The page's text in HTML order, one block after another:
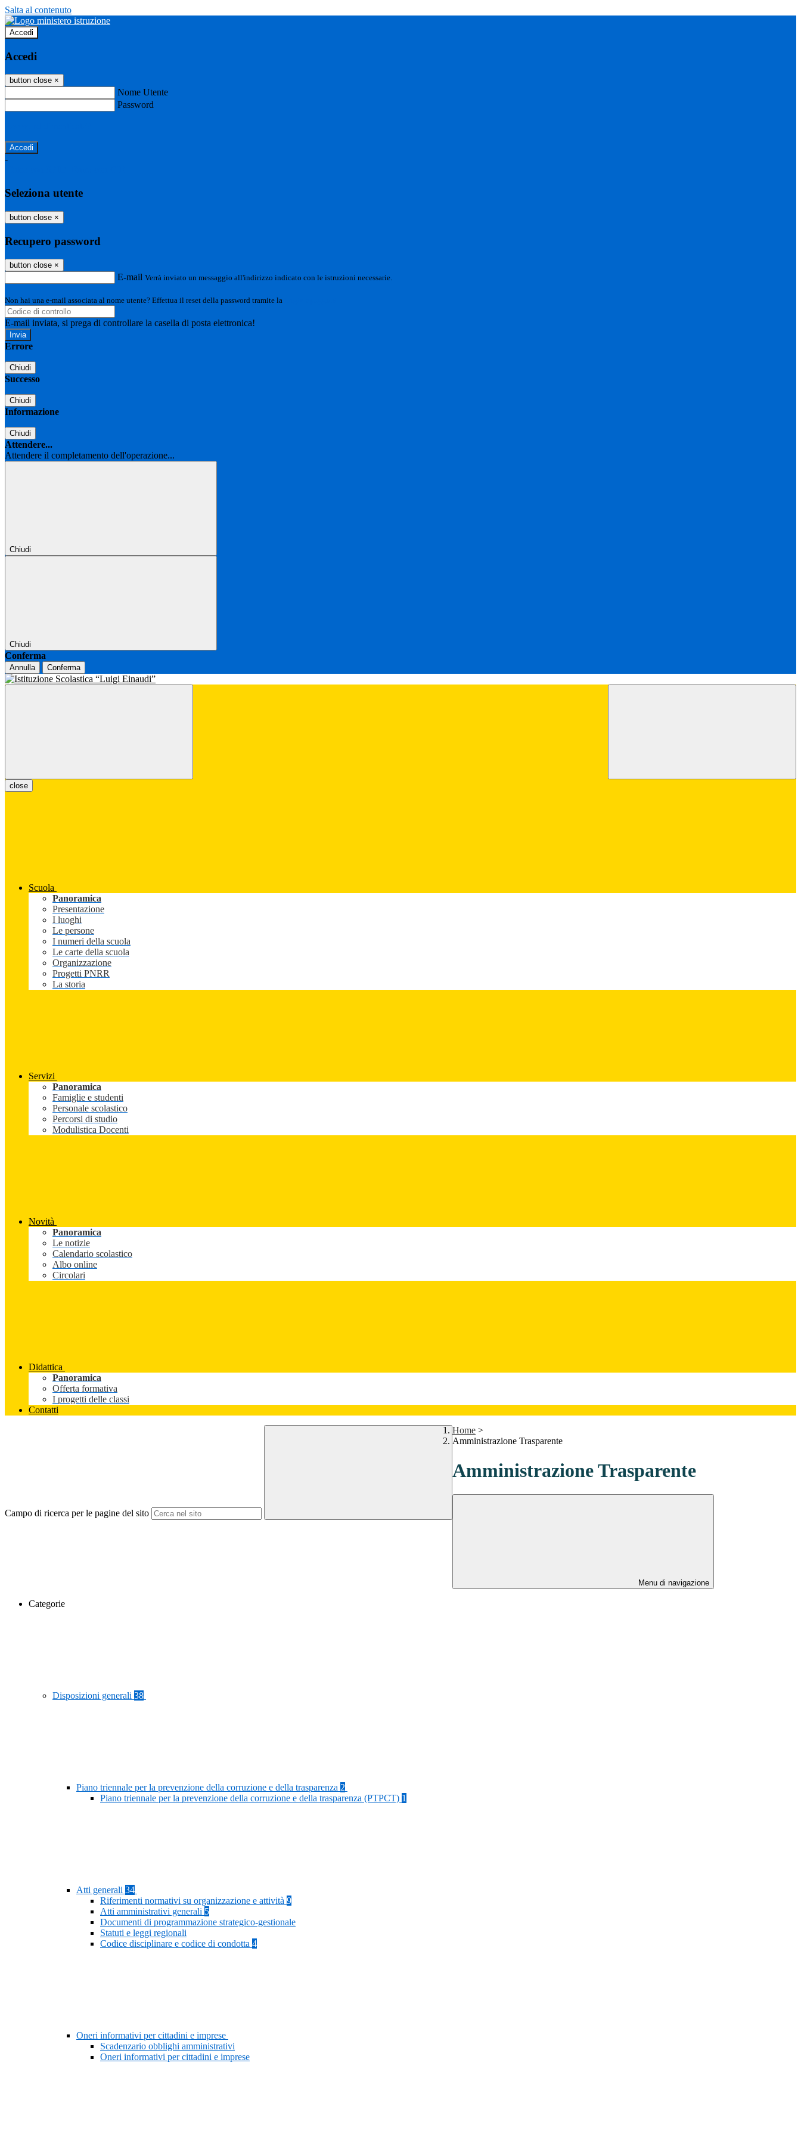
Salta al contenuto
Accedi
Accedi
button close ×
Nome Utente
Password
-
Seleziona utente
button close ×
Recupero password
button close ×
E-mail Verrà inviato un messaggio all'indirizzo indicato con le istruzioni necessarie.
Non hai una e-mail associata al nome utente? Effettua il reset della password tramite la
E-mail inviata, si prega di controllare la casella di posta elettronica!
Errore
Chiudi
Successo
Chiudi
Informazione
Chiudi
Attendere...
Attendere il completamento dell'operazione...
Chiudi
Chiudi
Conferma
Annulla Conferma
close
Scuola
Panoramica
Presentazione
I luoghi
Le persone
I numeri della scuola
Le carte della scuola
Organizzazione
Progetti PNRR
La storia
Servizi
Panoramica
Famiglie e studenti
Personale scolastico
Percorsi di studio
Modulistica Docenti
Novità
Panoramica
Le notizie
Calendario scolastico
Albo online
Circolari
Didattica
Panoramica
Offerta formativa
I progetti delle classi
Contatti
Campo di ricerca per le pagine del sito
Home >
Amministrazione Trasparente
Amministrazione Trasparente
Menu di navigazione
Categorie
Disposizioni generali 38
Piano triennale per la prevenzione della corruzione e della trasparenza 2
Piano triennale per la prevenzione della corruzione e della trasparenza (PTPCT) 1
Atti generali 34
Riferimenti normativi su organizzazione e attività 9
Atti amministrativi generali 5
Documenti di programmazione strategico-gestionale
Statuti e leggi regionali
Codice disciplinare e codice di condotta 4
Oneri informativi per cittadini e imprese
Scadenzario obblighi amministrativi
Oneri informativi per cittadini e imprese